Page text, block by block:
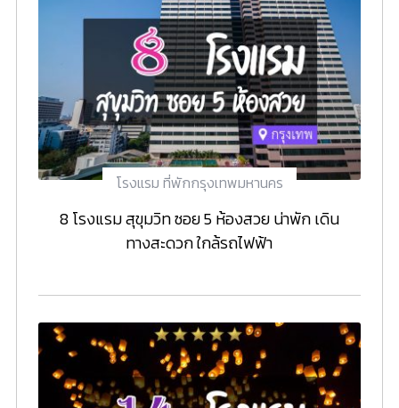
โรงแรม ที่พักกรุงเทพมหานคร
8 โรงแรม สุขุมวิท ซอย 5 ห้องสวย น่าพัก เดิน
ทางสะดวก ใกล้รถไฟฟ้า